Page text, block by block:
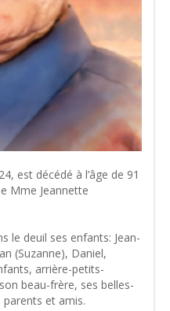
est décédé à l’âge de 91
Mme Jeannette
le deuil ses enfants: Jean-
(Suzanne), Daniel,
arrière-petits-
beau-frère, ses belles-
parents et amis.